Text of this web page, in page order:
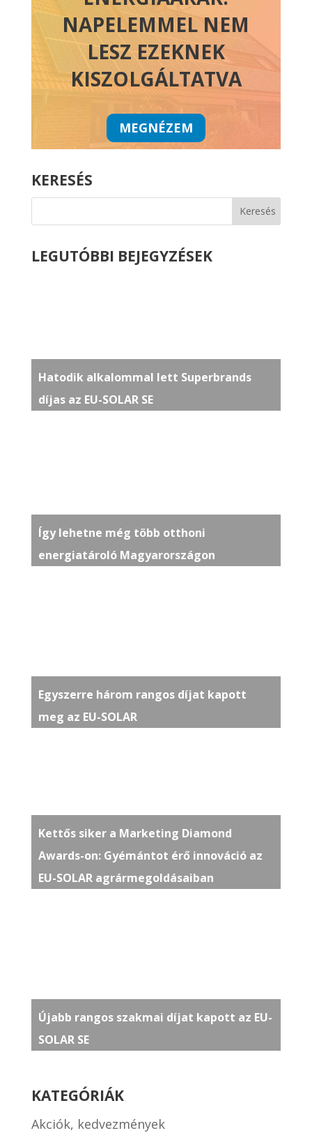
NAPELEMMEL NEM
LESZ EZEKNEK
KISZOLGÁLTATVA
MEGNÉZEM
KERESÉS
LEGUTÓBBI BEJEGYZÉSEK
Hatodik alkalommal lett Superbrands
díjas az EU-SOLAR SE
Így lehetne még több otthoni
energiatároló Magyarországon
Egyszerre három rangos díjat kapott
meg az EU-SOLAR
Kettős siker a Marketing Diamond
Awards-on: Gyémántot érő innováció az
EU-SOLAR agrármegoldásaiban
Újabb rangos szakmai díjat kapott az EU-
SOLAR SE
KATEGÓRIÁK
Akciók, kedvezmények